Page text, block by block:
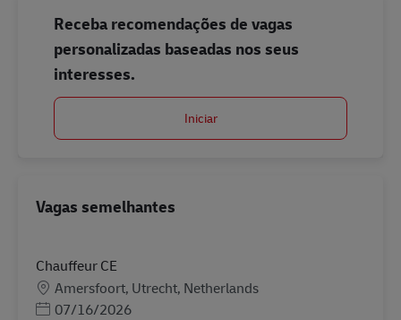
Receba recomendações de vagas
personalizadas baseadas nos seus
interesses.
Iniciar
Vagas semelhantes
Chauffeur CE
Localização
Amersfoort, Utrecht, Netherlands
Posted Date
07/16/2026